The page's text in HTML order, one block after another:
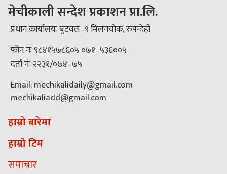
मेचीकाली सन्देश प्रकाशन प्रा.लि.
प्रधान कार्यालयः बुटवल–९ मिलनचोक, रुपन्देही
फोन नंः ९८४१५७८६०५ ०७१–५३६००५
दर्ता नंः २२३१/०७४–७५
Email: mechikalidaily@gmail.com
mechikaliadd@gmail.com
हाम्रो बारेमा
हाम्रो टिम
समाचार